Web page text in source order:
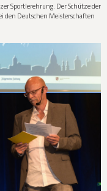
Sportlerehrung. Der Schütze der
den Deutschen Meisterschaften